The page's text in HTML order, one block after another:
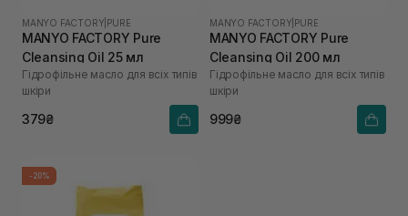
MANYO FACTORY PURE
MANYO FACTORY Pure
Cleansing Oil 25 мл
Гідрофільне масло для всіх типів
шкіри
379₴
MANYO FACTORY PURE
MANYO FACTORY Pure
Cleansing Oil 200 мл
Гідрофільне масло для всіх типів
шкіри
999₴
-20%